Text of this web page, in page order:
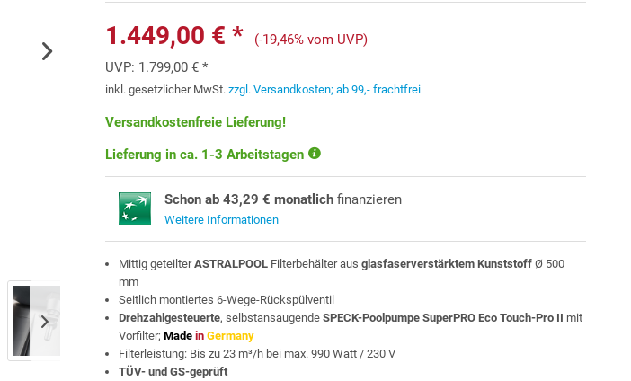
1.449,00 € *
(-19,46% vom UVP)
UVP: 1.799,00 € *
inkl. gesetzlicher MwSt.zzgl. Versandkosten; ab 99,- frachtfrei
Versandkostenfreie Lieferung!
Lieferung in ca. 1-3 Arbeitstagen
Schon ab 43,29 € monatlich finanzieren
Weitere Informationen
Mittig geteilterASTRALPOOL Filterbehälter ausglasfaserverstärktem Kunststoff Ø 500
mm
Seitlich montiertes 6-Wege-Rückspülventil
Drehzahlgesteuerte, selbstansaugendeSPECK-Poolpumpe SuperPRO Eco Touch-Pro II mit
Vorfilter;Made in Germany
Filterleistung: Bis zu 23 m³/h bei max. 990 Watt / 230 V
TÜV- und GS-geprüft